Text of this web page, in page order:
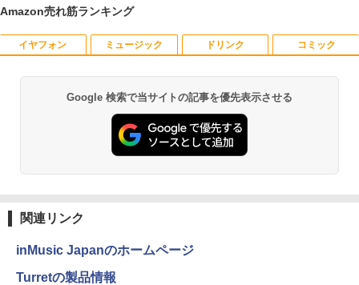
1
【予約商品】2027年度カレンダー ミニミ
ティングライフ 大人 かわいい インテリ
ア イラスト 令和9年 おしゃれ イラスト
￥2,200
Amazon売れ筋ランキング
イヤフォン
Anker Soundcore P40i オフホワイト
￥7,990
ミュージック
BRUCE WAYNE feat. Flo Milli, ATL Jacob
[Explicit]
￥250
￥250
ドリンク
【Amazon.co.jp限定】 い・ろ・は・す 2L P
ET ラベルレス ×8本
￥1,112
ットル (Smart Basic)
コミック
薬屋のひとりごと 17巻 (デジタル版ビッグガ
ンガンコミックス)
￥770
￥832
Google 検索で当サイトの記事を優先表示させる
関連リンク
inMusic Japanのホームページ
Turretの製品情報